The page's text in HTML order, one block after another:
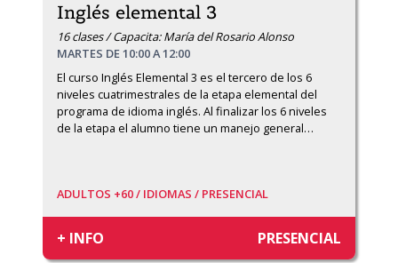
Inglés elemental 3
16 clases / Capacita: María del Rosario Alonso
MARTES DE 10:00 A 12:00
El curso Inglés Elemental 3 es el tercero de los 6
niveles cuatrimestrales de la etapa elemental del
programa de idioma inglés. Al finalizar los 6 niveles
de la etapa el alumno tiene un manejo general…
ADULTOS +60 / IDIOMAS / PRESENCIAL
+ INFO PRESENCIAL